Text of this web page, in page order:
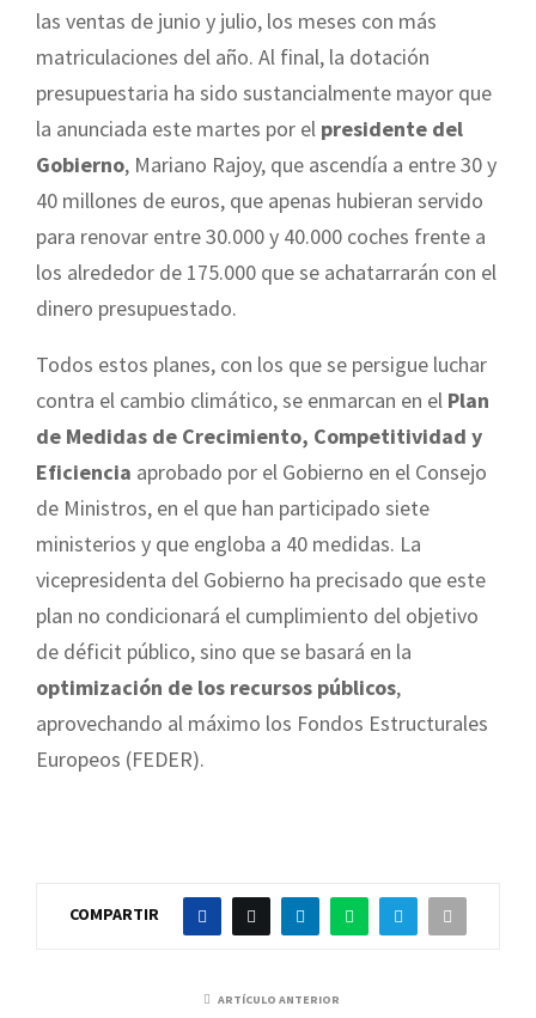
las ventas de junio y julio, los meses con más
matriculaciones del año. Al final, la dotación
presupuestaria ha sido sustancialmente mayor que
la anunciada este martes por el presidente del
Gobierno, Mariano Rajoy, que ascendía a entre 30 y
40 millones de euros, que apenas hubieran servido
para renovar entre 30.000 y 40.000 coches frente a
los alrededor de 175.000 que se achatarrarán con el
dinero presupuestado.
Todos estos planes, con los que se persigue luchar
contra el cambio climático, se enmarcan en el Plan
de Medidas de Crecimiento, Competitividad y
Eficiencia aprobado por el Gobierno en el Consejo
de Ministros, en el que han participado siete
ministerios y que engloba a 40 medidas. La
vicepresidenta del Gobierno ha precisado que este
plan no condicionará el cumplimiento del objetivo
de déficit público, sino que se basará en la
optimización de los recursos públicos,
aprovechando al máximo los Fondos Estructurales
Europeos (FEDER).
COMPARTIR
ARTÍCULO ANTERIOR